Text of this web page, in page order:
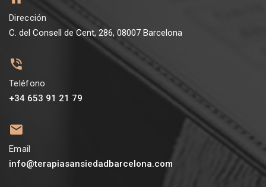
Dirección
C. del Consell de Cent, 286, 08007 Barcelona
Teléfono
+34 653 91 21 79
Email
info@terapiasansiedadbarcelona.com